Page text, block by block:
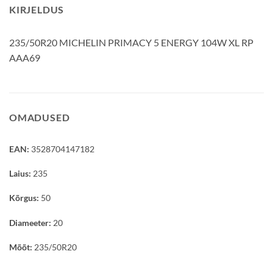
KIRJELDUS
235/50R20 MICHELIN PRIMACY 5 ENERGY 104W XL RP
AAA69
OMADUSED
EAN: 3528704147182
Laius: 235
Kõrgus: 50
Diameeter: 20
Mõõt: 235/50R20